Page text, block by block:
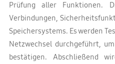
Prüfung aller Funktionen.
Verbindungen,
Speichersystems. Es werden
Netzwechsel durchgeführt,
bestätigen. Abschließend